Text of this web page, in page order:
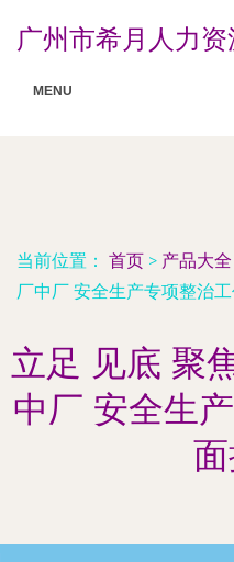
广州市希月人力资
MENU
当前位置： 首页 > 产品大全
厂中厂 安全生产专项整治
立足 见底 聚
中厂 安全生